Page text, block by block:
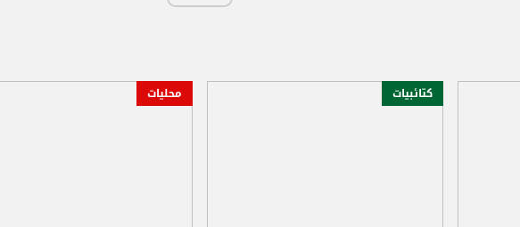
كتائبيات محليات